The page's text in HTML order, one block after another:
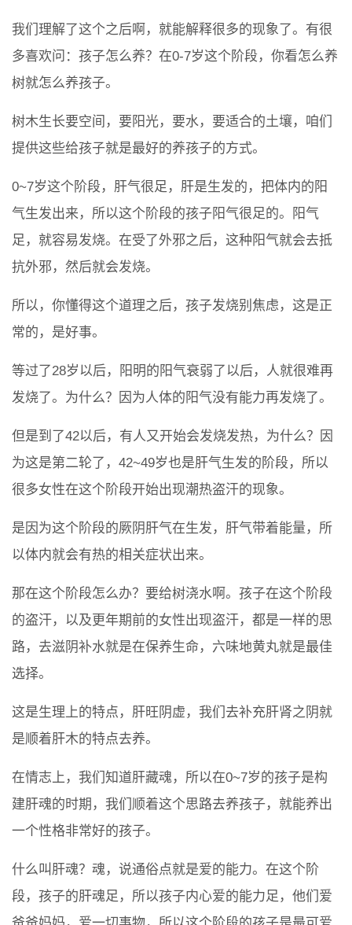
我们理解了这个之后啊，就能解释很多的现象了。有很
多喜欢问：孩子怎么养？在0-7岁这个阶段，你看怎么养
树就怎么养孩子。
树木生长要空间，要阳光，要水，要适合的土壤，咱们
提供这些给孩子就是最好的养孩子的方式。
0~7岁这个阶段，肝气很足，肝是生发的，把体内的阳
气生发出来，所以这个阶段的孩子阳气很足的。阳气
足，就容易发烧。在受了外邪之后，这种阳气就会去抵
抗外邪，然后就会发烧。
所以，你懂得这个道理之后，孩子发烧别焦虑，这是正
常的，是好事。
等过了28岁以后，阳明的阳气衰弱了以后，人就很难再
发烧了。为什么？因为人体的阳气没有能力再发烧了。
但是到了42以后，有人又开始会发烧发热，为什么？因
为这是第二轮了，42~49岁也是肝气生发的阶段，所以
很多女性在这个阶段开始出现潮热盗汗的现象。
是因为这个阶段的厥阴肝气在生发，肝气带着能量，所
以体内就会有热的相关症状出来。
那在这个阶段怎么办？要给树浇水啊。孩子在这个阶段
的盗汗，以及更年期前的女性出现盗汗，都是一样的思
路，去滋阴补水就是在保养生命，六味地黄丸就是最佳
选择。
这是生理上的特点，肝旺阴虚，我们去补充肝肾之阴就
是顺着肝木的特点去养。
在情志上，我们知道肝藏魂，所以在0~7岁的孩子是构
建肝魂的时期，我们顺着这个思路去养孩子，就能养出
一个性格非常好的孩子。
什么叫肝魂？魂，说通俗点就是爱的能力。在这个阶
段，孩子的肝魂足，所以孩子内心爱的能力足，他们爱